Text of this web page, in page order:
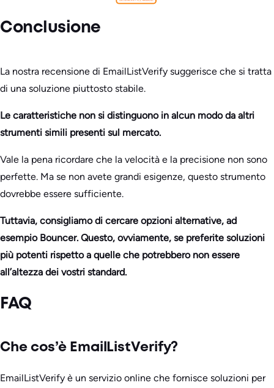
Conclusione
La nostra recensione di EmailListVerify suggerisce che si tratta
di una soluzione piuttosto stabile.
Le caratteristiche non si distinguono in alcun modo da altri
strumenti simili presenti sul mercato.
Vale la pena ricordare che la velocità e la precisione non sono
perfette. Ma se non avete grandi esigenze, questo strumento
dovrebbe essere sufficiente.
Tuttavia, consigliamo di cercare opzioni alternative, ad
esempio Bouncer. Questo, ovviamente, se preferite soluzioni
più potenti rispetto a quelle che potrebbero non essere
all’altezza dei vostri standard.
FAQ
Che cos’è EmailListVerify?
EmailListVerify è un servizio online che fornisce soluzioni per